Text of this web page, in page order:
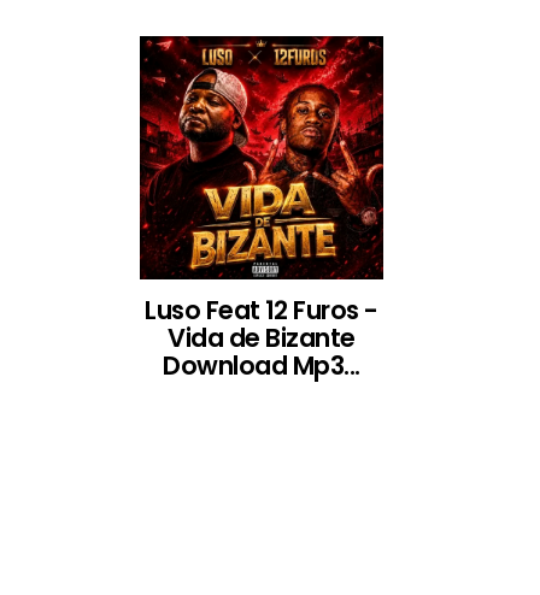
Luso Feat 12 Furos -
Vida de Bizante
Download Mp3...